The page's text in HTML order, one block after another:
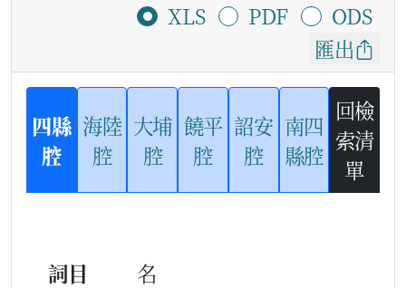
XLS
PDF
ODS
匯出
四縣
腔
海陸
腔
大埔
腔
饒平
腔
詔安
腔
南四
縣腔
回檢
索清
單
詞目
名